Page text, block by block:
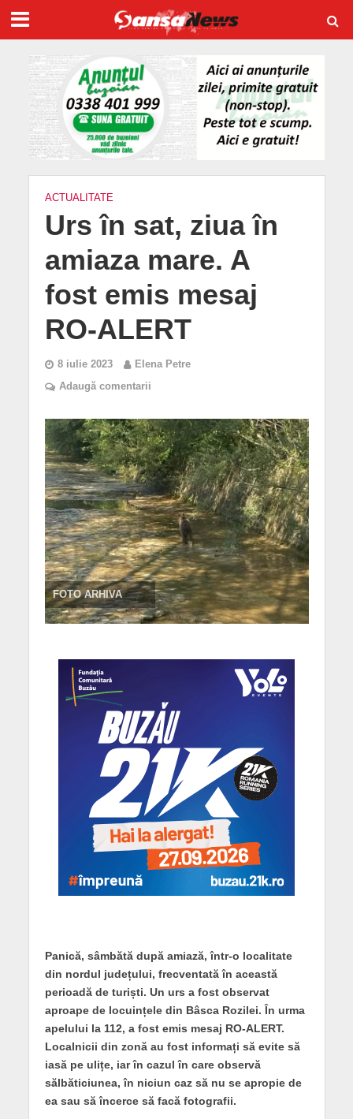
ACTUALITATE
Urs în sat, ziua în
amiaza mare. A
fost emis mesaj
RO-ALERT
8 iulie 2023
Elena Petre
Adaugă comentarii
FOTO ARHIVA
Panică, sâmbătă după amiază, într-o localitate
din nordul județului, frecventată în această
perioadă de turiști. Un urs a fost observat
aproape de locuințele din Bâsca Rozilei. În urma
apelului la 112, a fost emis mesaj RO-ALERT.
Localnicii din zonă au fost informați să evite să
iasă pe ulițe, iar în cazul în care observă
sălbăticiunea, în niciun caz să nu se apropie de
ea sau să încerce să facă fotografii.